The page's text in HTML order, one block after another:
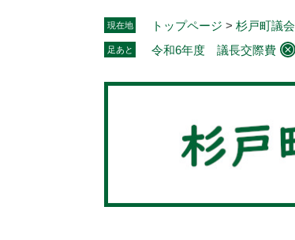
し
現在地 トップページ > 杉戸町議会
足あと 令和6年度 議長交際費